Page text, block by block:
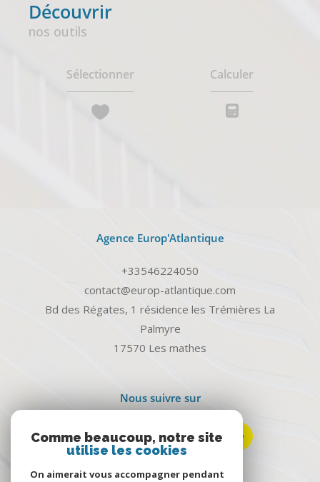
découvrir
nos outils
Sélectionner Calculer
Agence Europ'Atlantique
+33546224050
contact@europ-atlantique.com
Bd des Régates, 1 résidence les Trémières La
Palmyre
17570
les mathes
Nous suivre sur
Comme beaucoup, notre site
utilise les cookies
On aimerait vous accompagner pendant